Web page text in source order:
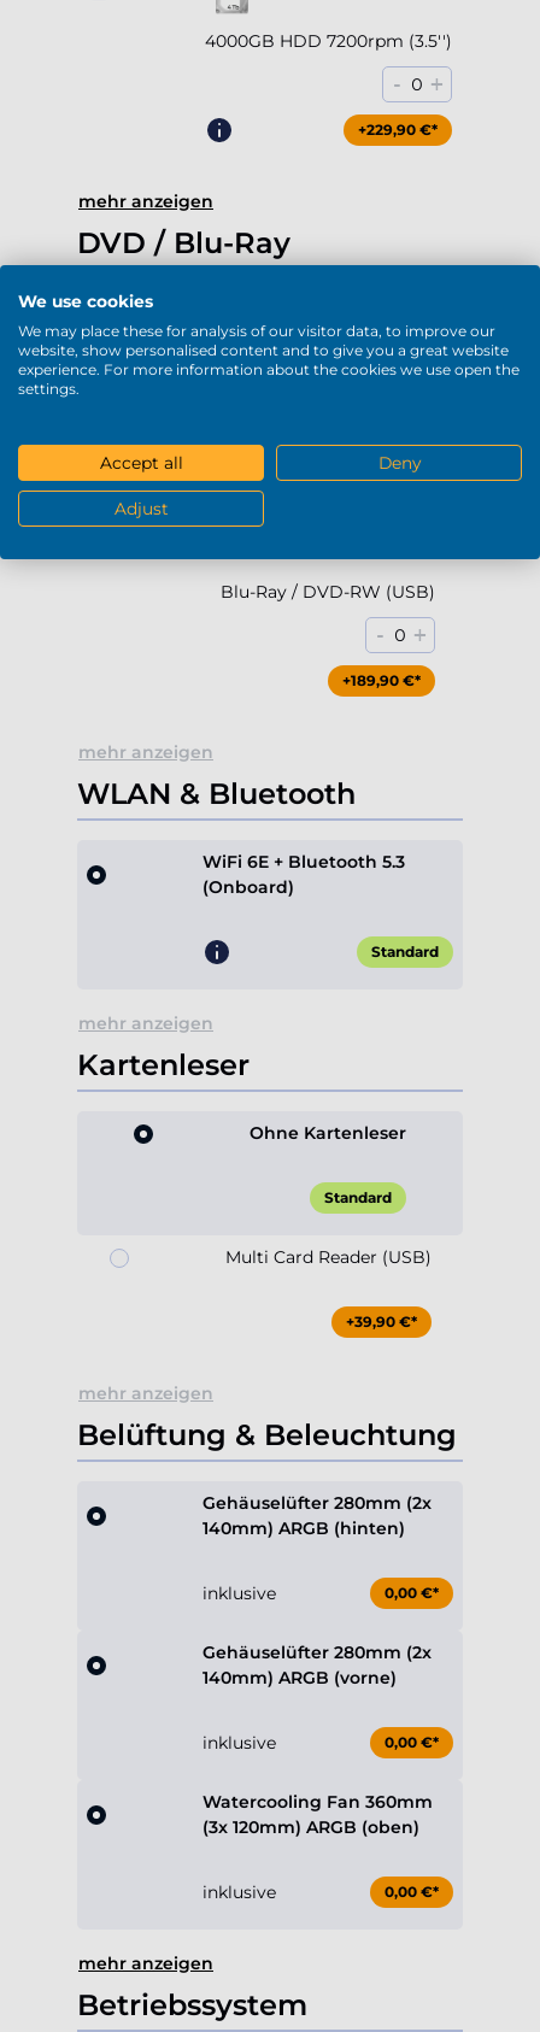
4000GB HDD 7200rpm (3.5'')
- 0 +
+229,90 €*
mehr anzeigen
DVD / Blu-Ray
DVD-RW (USB)
Blu-Ray / DVD-RW (USB)
- 0 +
+189,90 €*
mehr anzeigen
WLAN & Bluetooth
WiFi 6E + Bluetooth 5.3
(Onboard)
Standard
mehr anzeigen
Kartenleser
Ohne Kartenleser
Standard
Multi Card Reader (USB)
+39,90 €*
mehr anzeigen
Belüftung & Beleuchtung
Gehäuselüfter 280mm (2x
140mm) ARGB (hinten)
inklusive 0,00 €*
Gehäuselüfter 280mm (2x
140mm) ARGB (vorne)
inklusive 0,00 €*
Watercooling Fan 360mm
(3x 120mm) ARGB (oben)
inklusive 0,00 €*
mehr anzeigen
Betriebssystem
We use cookies
We may place these for analysis of our visitor data, to improve our
website, show personalised content and to give you a great website
experience. For more information about the cookies we use open the
settings.
Accept all Deny
Adjust